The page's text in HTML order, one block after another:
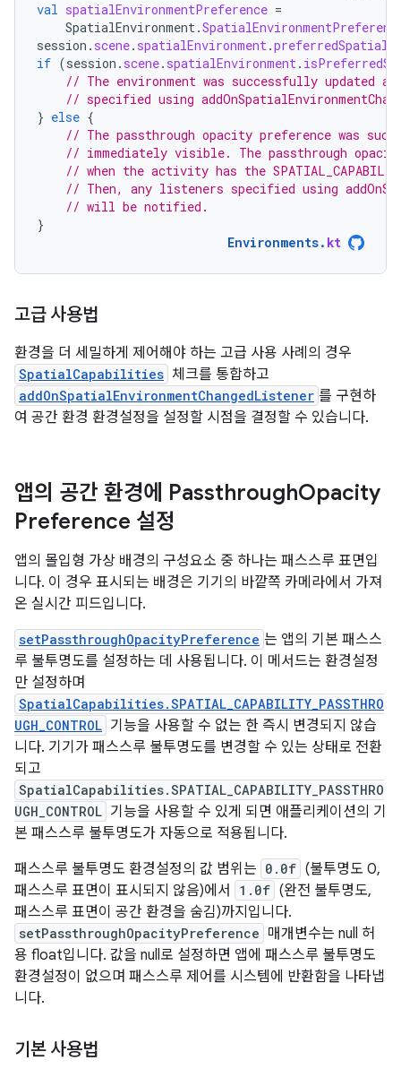
val spatialEnvironmentPreference =
SpatialEnvironment.
session . scene. spatialEnvironment.
if (session . scene. spatialEnvironment.
// The environment was successfully updated
// specified using
} else {
// The passthrough opacity preference was
// immediately visible. The passthrough
// when the activity has the
// Then, any listeners specified using
// will be notified.
}
Environments. kt
고급 사용법
환경을 더 세밀하게 제어해야 하는 고급 사용 사례의 경우
SpatialCapabilities 체크를 통합하고
addOnSpatialEnvironmentChangedListener 를 구현하
여 공간 환경 환경설정을 설정할 시점을 결정할 수 있습니다.
앱의 공간 환경에 PassthroughOpacity
Preference 설정
앱의 몰입형 가상 배경의 구성요소 중 하나는 패스스루 표면입
니다. 이 경우 표시되는 배경은 기기의 바깥쪽 카메라에서 가져
온 실시간 피드입니다.
setPassthroughOpacityPreference 는 앱의 기본 패스스
루 불투명도를 설정하는 데 사용됩니다. 이 메서드는 환경설정
만 설정하며
SpatialCapabilities.SPATIAL_CAPABILITY_PASSTHRO
UGH_CONTROL 기능을 사용할 수 없는 한 즉시 변경되지 않습
니다. 기기가 패스스루 불투명도를 변경할 수 있는 상태로 전환
되고
SpatialCapabilities.SPATIAL_CAPABILITY_PASSTHRO
UGH_CONTROL 기능을 사용할 수 있게 되면 애플리케이션의 기
본 패스스루 불투명도가 자동으로 적용됩니다.
패스스루 불투명도 환경설정의 값 범위는 0.0f (불투명도 0,
패스스루 표면이 표시되지 않음)에서
1.0f (완전 불투명도,
패스스루 표면이 공간 환경을 숨김)까지입니다.
setPassthroughOpacityPreference 매개변수는 null 허
용 float입니다. 값을 null로 설정하면 앱에 패스스루 불투명도
환경설정이 없으며 패스스루 제어를 시스템에 반환함을 나타냅
니다.
기본 사용법